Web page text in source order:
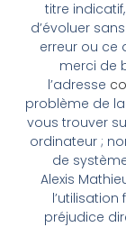
titre
d’évoluer
erreur ou ce
merci de
l’adresse
problème de
vous trouver
ordinateur ;
de
Alexis
préjudice